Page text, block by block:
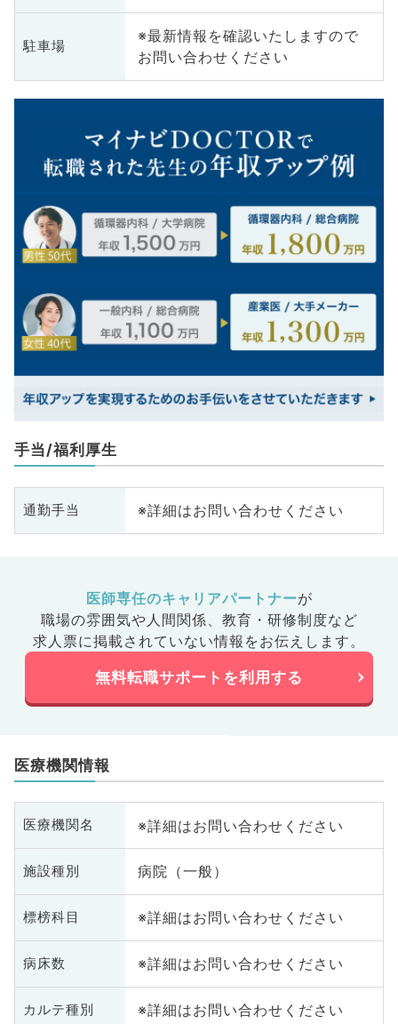
駐車場
※最新情報を確認いたしますので
お問い合わせください
手当/福利厚生
通勤手当 ※詳細はお問い合わせください
医師専任のキャリアパートナーが
職場の雰囲気や人間関係、 教育・研修制度など
求人票に掲載されていない情報をお伝えします。
無料転職サポートを利用する
医療機関情報
医療機関名 ※詳細はお問い合わせください
施設種別 病院（一般）
標榜科目 ※詳細はお問い合わせください
病床数 ※詳細はお問い合わせください
カルテ種別 ※詳細はお問い合わせください